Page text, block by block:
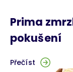
Prima
pokušení
Přečíst